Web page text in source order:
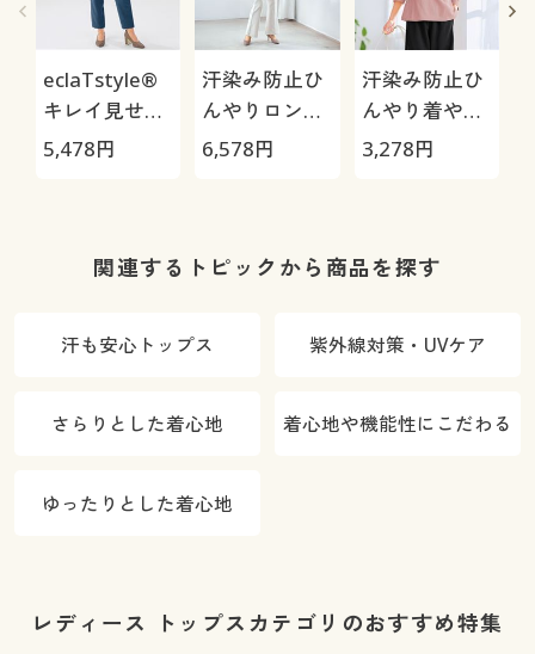
eclaTstyle®
キレイ見せタ
ックパンツ
5,478円
汗染み防止ひ
んやりロング
カーディガン
6,578円
汗染み防止ひ
んやり着やせ
7分袖Tシャツ
3,278円
関連するトピックから商品を探す
汗も安心トップス 紫外線対策・UVケア
さらりとした着心地 着心地や機能性にこだわる
ゆったりとした着心地
レディース トップスカテゴリのおすすめ特集